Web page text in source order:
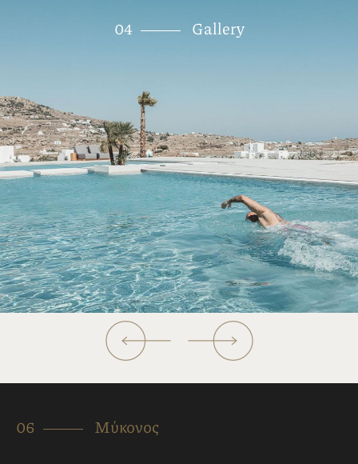
φοίνικες, αρωματικές πικροδάφνες, μιμόζες και
νησιωτικού τοπίου.
Στο πνεύμα της συνύπαρξης, σας προσκαλούμε να
γίνετε μέρος της ιστορίας μας. Ελάτε, αφήστε μας
να σας περιποιηθούμε και να σας ξεναγήσουμε να
αγκαλιάσετε την πιο ωραία, απλή και ευτυχισμένη
πλευρά της ζωής, όπως ακριβώς κάνει η
οικογένειά μας εδώ και γενιές στη Μύκονο.
Με τιμή,
Σεμίνα και Γιώργος
04 Gallery
06 Μύκονος